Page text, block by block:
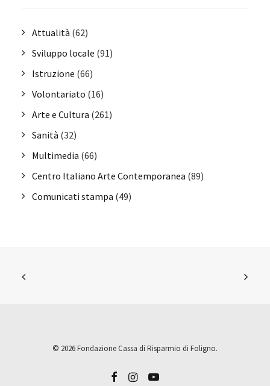
Attualità (62)
Sviluppo locale (91)
Istruzione (66)
Volontariato (16)
Arte e Cultura (261)
Sanità (32)
Multimedia (66)
Centro Italiano Arte Contemporanea (89)
Comunicati stampa (49)
© 2026 Fondazione Cassa di Risparmio di Foligno.